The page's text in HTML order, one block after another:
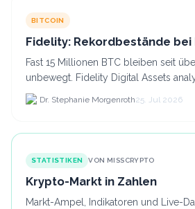
BITCOIN
Fidelity: Rekordbestände
Fast 15 Millionen BTC bleiben seit
unbewegt. Fidelity Digital Assets
Anlegerüberzeugung trotz
BTC-Preis.
Dr. Stephanie Morgenroth25. Jul 2026
STATISTIKEN VON MISSCRYPTO
Krypto-Markt in Zahlen
Markt-Ampel, Indikatoren und Live-